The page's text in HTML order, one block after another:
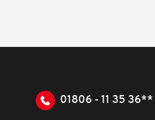
01806 - 11 35 36**